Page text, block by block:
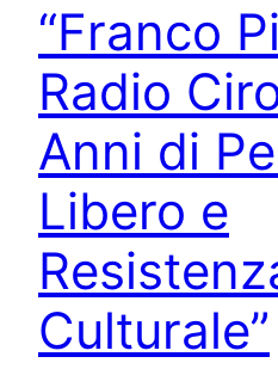
“Franco
Radio
Anni di
Libero e
Culturale”